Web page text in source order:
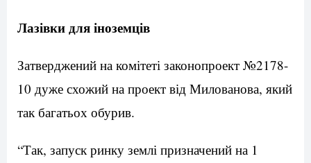
Лазівки для іноземців
Затверджений на комітеті законопроект №2178-
10 дуже схожий на проект від Милованова, який
так багатьох обурив.
“Так, запуск ринку землі призначений на 1